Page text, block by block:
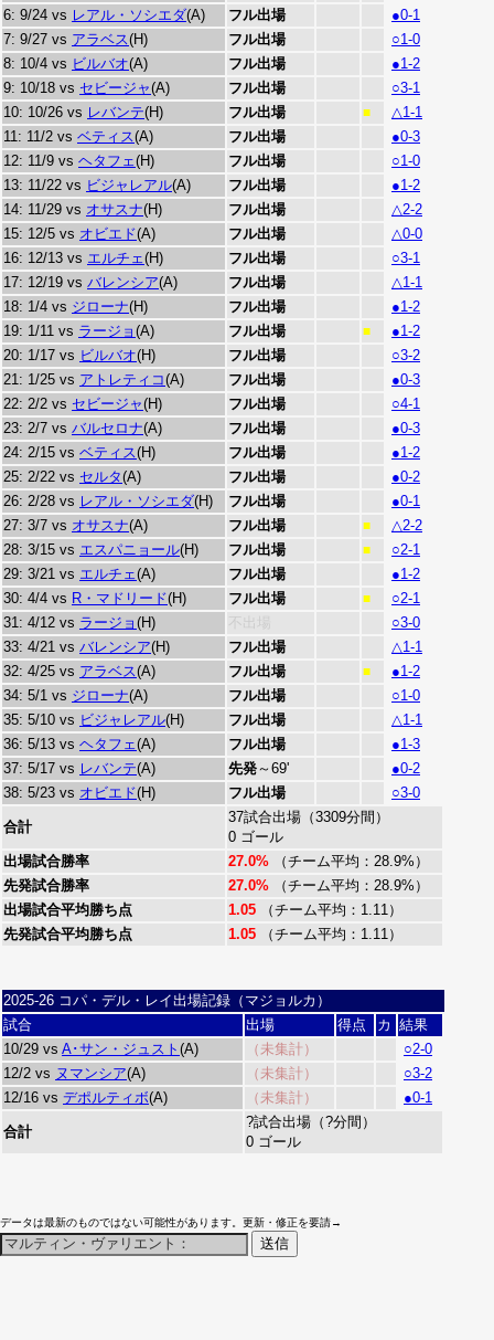
6: 9/24 vs レアル・ソシエダ(A) フル出場
●0-1
7: 9/27 vs アラベス(H) フル出場
○1-0
8: 10/4 vs ビルバオ(A) フル出場
●1-2
9: 10/18 vs セビージャ(A) フル出場
○3-1
10: 10/26 vs レバンテ(H) フル出場 ■
△1-1
11: 11/2 vs ベティス(A) フル出場
●0-3
12: 11/9 vs ヘタフェ(H) フル出場
○1-0
13: 11/22 vs ビジャレアル(A) フル出場
●1-2
14: 11/29 vs オサスナ(H) フル出場
△2-2
15: 12/5 vs オビエド(A) フル出場
△0-0
16: 12/13 vs エルチェ(H) フル出場
○3-1
17: 12/19 vs バレンシア(A) フル出場
△1-1
18: 1/4 vs ジローナ(H) フル出場
●1-2
19: 1/11 vs ラージョ (A) フル出場 ■
●1-2
20: 1/17 vs ビルバオ(H) フル出場
○3-2
21: 1/25 vs アトレティコ(A) フル出場
●0-3
22: 2/2 vs セビージャ(H) フル出場
○4-1
23: 2/7 vs バルセロナ(A) フル出場
●0-3
24: 2/15 vs ベティス(H) フル出場
●1-2
25: 2/22 vs セルタ(A) フル出場
●0-2
26: 2/28 vs レアル・ソシエダ(H) フル出場
●0-1
27: 3/7 vs オサスナ(A) フル出場 ■
△2-2
28: 3/15 vs エスパニョール(H) フル出場 ■
○2-1
29: 3/21 vs エルチェ(A) フル出場
●1-2
30: 4/4 vs R・マドリード(H) フル出場 ■
○2-1
31: 4/12 vs ラージョ (H) 不出場
○3-0
33: 4/21 vs バレンシア(H) フル出場
△1-1
32: 4/25 vs アラベス(A) フル出場 ■
●1-2
34: 5/1 vs ジローナ(A) フル出場
○1-0
35: 5/10 vs ビジャレアル(H) フル出場
△1-1
36: 5/13 vs ヘタフェ(A) フル出場
●1-3
37: 5/17 vs レバンテ(A) 先発～69'
●0-2
38: 5/23 vs オビエド(H) フル出場 ○3-0
合計
37試合出場（3309分間）
0 ゴール
出場試合勝率
27.0% （チーム平均：28.9%）
先発試合勝率
27.0% （チーム平均：28.9%）
出場試合平均勝ち点
1.05 （チーム平均：1.11）
先発試合平均勝ち点
1.05 （チーム平均：1.11）
2025-26 コパ・デル・レイ出場記録（マジョルカ）
試合
出場 得点 カ 結果
10/29 vs A･サン・ジュスト (A) （未集計）
○2-0
12/2 vs ヌマンシア(A) （未集計）
○3-2
12/16 vs デポルティボ(A) （未集計） ●0-1
合計
?試合出場（?分間）
0 ゴール
データは最新のものではない可能性があります。更新・修正を要請→